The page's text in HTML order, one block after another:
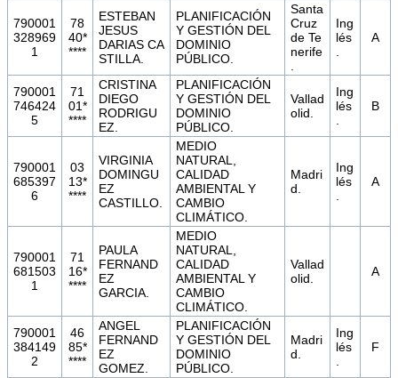
790001
328969
1
78
40*
****
ESTEBAN
JESUS
DARIAS CA
STILLA.
PLANIFICACIÓN
Y GESTIÓN DEL
DOMINIO
PÚBLICO.
Santa
Cruz
de Te
nerife
Ing
lés
A
790001
746424
5
71
01*
****
CRISTINA
DIEGO
RODRIGU
EZ.
PLANIFICACIÓN
Y GESTIÓN DEL
DOMINIO
PÚBLICO.
Vallad
olid.
Ing
lés
B
790001
685397
6
03
13*
****
VIRGINIA
DOMINGU
EZ
CASTILLO.
MEDIO
NATURAL,
CALIDAD
AMBIENTAL Y
CAMBIO
CLIMÁTICO.
Madri
d.
Ing
lés
A
790001
681503
1
71
16*
****
PAULA
FERNAND
EZ
GARCIA.
MEDIO
NATURAL,
CALIDAD
AMBIENTAL Y
CAMBIO
CLIMÁTICO.
Vallad
olid.
A
790001
384149
2
46
85*
****
ANGEL
FERNAND
EZ
GOMEZ.
PLANIFICACIÓN
Y GESTIÓN DEL
DOMINIO
PÚBLICO.
Madri
d.
Ing
lés
F